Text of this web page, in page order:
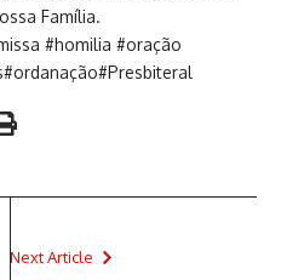
Família.
#homilia #oração
Next Article